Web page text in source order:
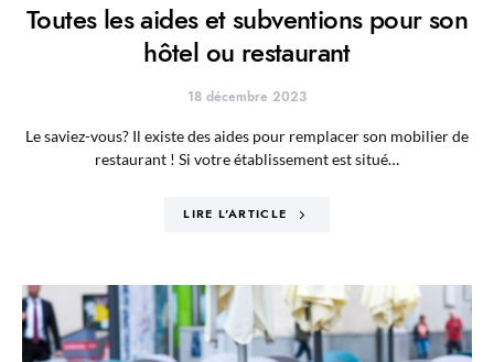
Toutes les aides et subventions pour son
hôtel ou restaurant
18 décembre 2023
Le saviez-vous? Il existe des aides pour remplacer son mobilier de
restaurant ! Si votre établissement est situé…
LIRE L'ARTICLE